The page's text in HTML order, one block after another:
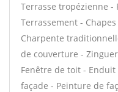
Terrasse tropézienne -
Terrassement -
Charpente
de couverture -
Fenêtre de toit -
façade - Peinture de